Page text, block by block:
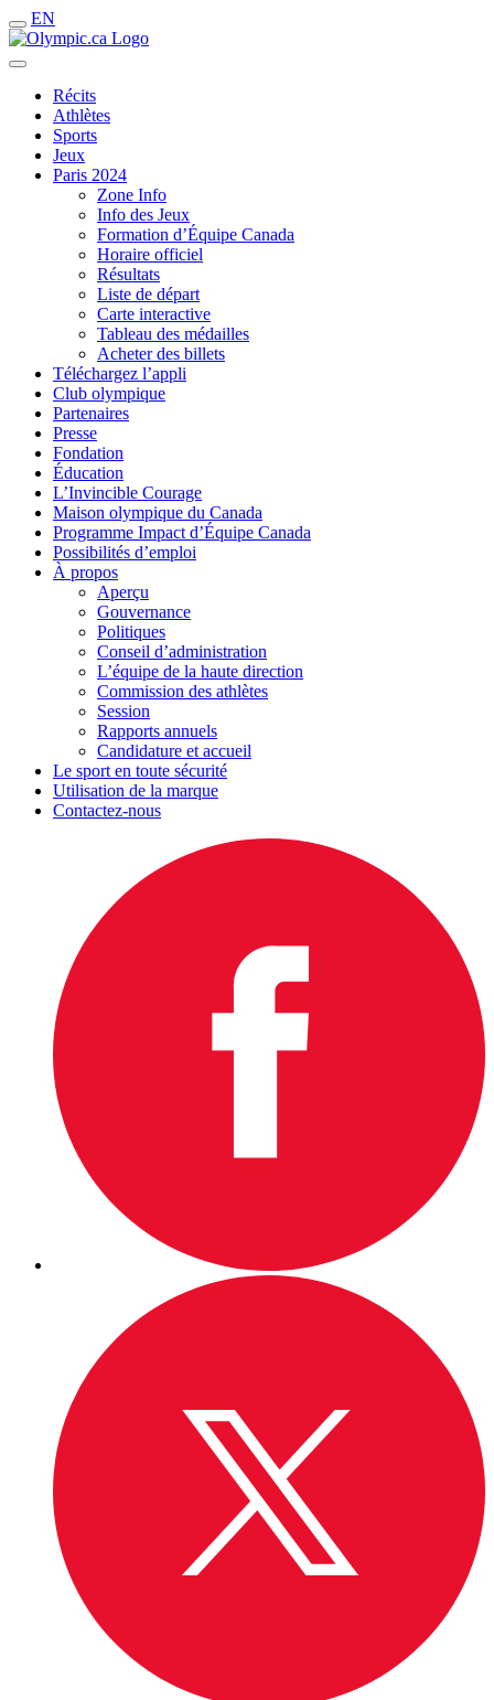
EN
Récits
Athlètes
Sports
Jeux
Paris 2024
Zone Info
Info des Jeux
Formation d’Équipe Canada
Horaire officiel
Résultats
Liste de départ
Carte interactive
Tableau des médailles
Acheter des billets
Téléchargez l’appli
Club olympique
Partenaires
Presse
Fondation
Éducation
L’Invincible Courage
Maison olympique du Canada
Programme Impact d’Équipe Canada
Possibilités d’emploi
À propos
Aperçu
Gouvernance
Politiques
Conseil d’administration
L’équipe de la haute direction
Commission des athlètes
Session
Rapports annuels
Candidature et accueil
Le sport en toute sécurité
Utilisation de la marque
Contactez-nous